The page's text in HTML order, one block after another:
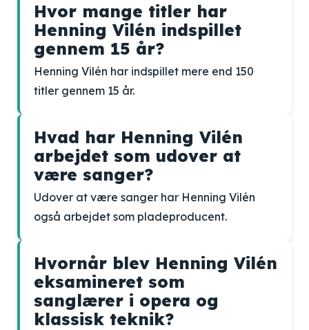
Hvor mange titler har
Henning Vilén indspillet
gennem 15 år?
Henning Vilén har indspillet mere end 150
titler gennem 15 år.
Hvad har Henning Vilén
arbejdet som udover at
være sanger?
Udover at være sanger har Henning Vilén
også arbejdet som pladeproducent.
Hvornår blev Henning Vilén
eksamineret som
sanglærer i opera og
klassisk teknik?